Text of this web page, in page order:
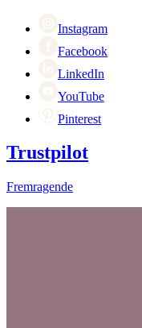
Cyber Monday
Instagram
Facebook
LinkedIn
YouTube
Pinterest
Trustpilot
Fremragende